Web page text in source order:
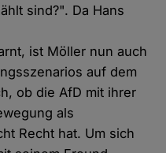
sind?". Da Hans
ist Möller nun auch
auf dem
ob die AfD mit ihrer
als
Recht hat. Um sich